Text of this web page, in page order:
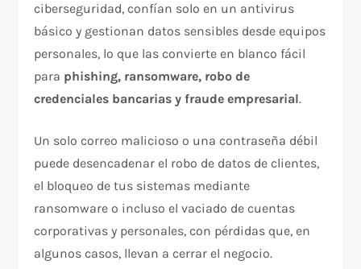
ciberseguridad, confían solo en un antivirus
básico y gestionan datos sensibles desde equipos
personales, lo que las convierte en blanco fácil
para phishing, ransomware, robo de
credenciales bancarias y fraude empresarial.
Un solo correo malicioso o una contraseña débil
puede desencadenar el robo de datos de clientes,
el bloqueo de tus sistemas mediante
ransomware o incluso el vaciado de cuentas
corporativas y personales, con pérdidas que, en
algunos casos, llevan a cerrar el negocio.